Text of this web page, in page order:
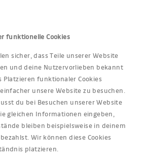
funktionelle Cookies
sicher, dass Teile unserer Website
und deine Nutzervorlieben bekannt
Platzieren funktionaler Cookies
unsere Website zu besuchen.
du bei Besuchen unserer Website
gleichen Informationen eingeben,
bleiben beispielsweise in deinem
Wir können diese Cookies
platzieren.